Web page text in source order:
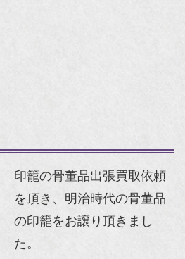
印籠の骨董品出張買取依頼
を頂き、明治時代の骨董品
の印籠をお譲り頂きまし
た。